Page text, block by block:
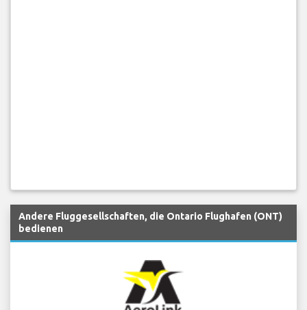
Andere Fluggesellschaften, die Ontario Flughafen (ONT)
bedienen